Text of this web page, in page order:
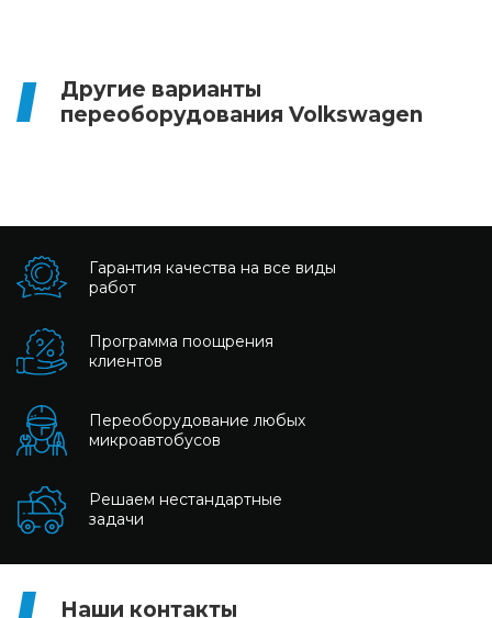
Другие варианты
переоборудования Volkswagen
Гарантия качества на все виды
работ
Программа поощрения
клиентов
Переоборудование любых
микроавтобусов
Решаем нестандартные
задачи
Наши контакты